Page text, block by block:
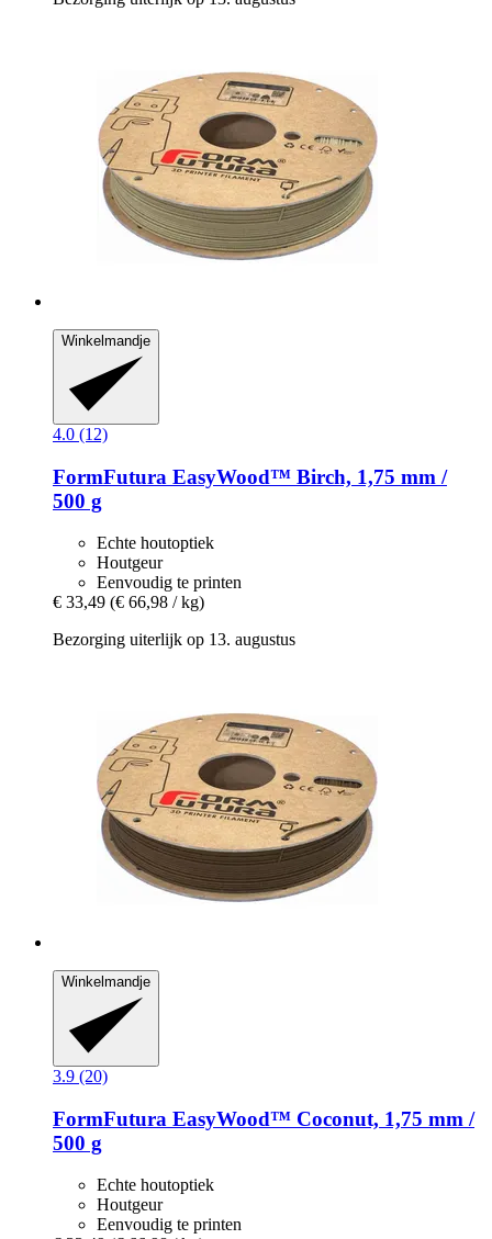
Winkelmandje
4.0 (12)
FormFutura EasyWood™ Birch, 1,75 mm /
500 g
Echte houtoptiek
Houtgeur
Eenvoudig te printen
€ 33,49 (€ 66,98 / kg)
Bezorging uiterlijk op 13. augustus
Winkelmandje
3.9 (20)
FormFutura EasyWood™ Coconut, 1,75 mm /
500 g
Echte houtoptiek
Houtgeur
Eenvoudig te printen